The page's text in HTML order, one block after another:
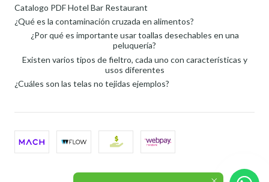
Catalogo PDF Hotel Bar Restaurant
¿Qué es la contaminación cruzada en alimentos?
¿Por qué es importante usar toallas desechables en una
peluquería?
Existen varios tipos de fieltro, cada uno con características y
usos diferentes
¿Cuáles son las telas no tejidas ejemplos?